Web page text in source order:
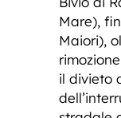
Mare),
Maiori),
il divieto